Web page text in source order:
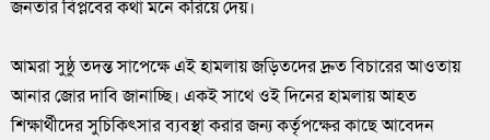
জনতার বিপ্লবের কথা মনে করিয়ে দেয়।
‎আমরা সুষ্ঠু তদন্ত সাপেক্ষে এই হামলায় জড়িতদের দ্রুত বিচারের আওতায়
আনার জোর দাবি জানাচ্ছি। একই সাথে ওই দিনের হামলায় আহত
শিক্ষার্থীদের সুচিকিৎসার ব্যবস্থা করার জন্য কর্তৃপক্ষের কাছে আবেদন